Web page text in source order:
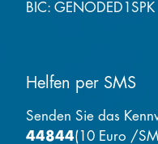
BIC: GENODED1SPK
Helfen per SMS
Senden Sie das
44844(10 Euro /